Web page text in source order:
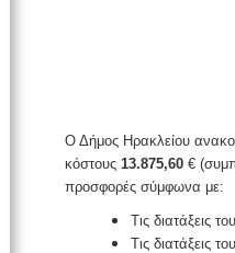
Ο Δήμος Ηρακλείου
κόστους 13.875,60 €
προσφορές σύμφωνα με:
Τις διατάξεις
Τις διατάξεις